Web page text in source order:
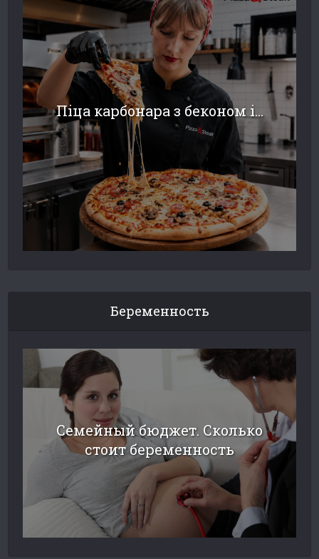
Піца карбонара з беконом і...
Беременность
Семейный бюджет. Сколько
стоит беременность